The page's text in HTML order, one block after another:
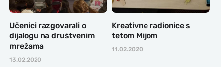
Učenici razgovarali o
dijalogu na društvenim
mrežama
13.02.2020
Kreativne radionice s
tetom Mijom
11.02.2020